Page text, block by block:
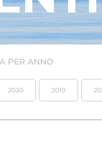
PER ANNO
2020 2019